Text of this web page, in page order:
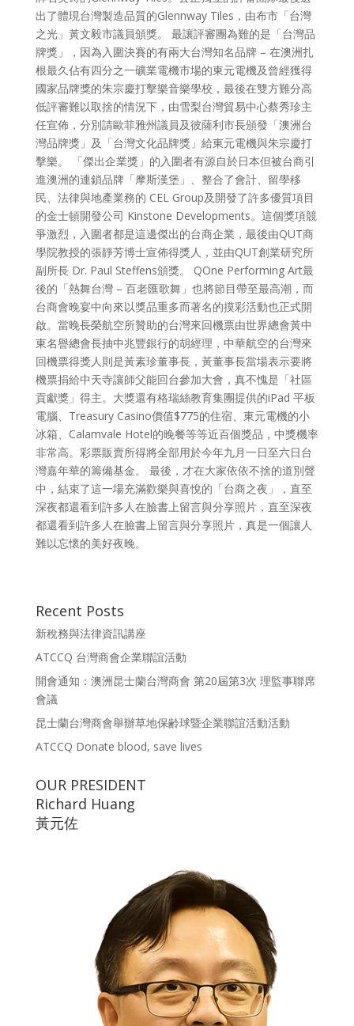
出了體現台灣製造品質的Glennway Tiles，由布市「台灣
之光」黃文毅市議員頒獎。 最讓評審團為難的是「台灣品
牌獎」，因為入圍決賽的有兩大台灣知名品牌 – 在澳洲扎
根最久佔有四分之一礦業電機市場的東元電機及曾經獲得
國家品牌獎的朱宗慶打擊樂音樂學校，最後在雙方難分高
低評審難以取捨的情況下，由雪梨台灣貿易中心蔡秀珍主
任宣佈，分別請歐菲雅州議員及彼薩利市長頒發「澳洲台
灣品牌獎」及「台灣文化品牌獎」給東元電機與朱宗慶打
擊樂。 「傑出企業獎」的入圍者有源自於日本但被台商引
進澳洲的連鎖品牌「摩斯漢堡」、整合了會計、留學移
民、法律與地產業務的 CEL Group及開發了許多優質項目
的金士頓開發公司 Kinstone Developments。這個獎項競
爭激烈，入圍者都是這邊傑出的台商企業，最後由QUT商
學院教授的張靜芳博士宣佈得獎人，並由QUT創業研究所
副所長 Dr. Paul Steffens頒獎。 QOne Performing Art最
後的「熱舞台灣 – 百老匯歌舞」也將節目帶至最高潮，而
台商會晚宴中向來以獎品重多而著名的摸彩活動也正式開
啟。當晚長榮航空所贊助的台灣來回機票由世界總會黃中
東名譽總會長抽中兆豐銀行的胡經理，中華航空的台灣來
回機票得獎人則是黃素珍董事長，黃董事長當場表示要將
機票捐給中天寺讓師父能回台參加大會，真不愧是「社區
貢獻獎」得主。大獎還有格瑞絲教育集團提供的iPad 平板
電腦、Treasury Casino價值$775的住宿、東元電機的小
冰箱、Calamvale Hotel的晚餐等等近百個獎品，中獎機率
非常高。彩票販賣所得將全部用於今年九月一日至六日台
灣嘉年華的籌備基金。 最後，才在大家依依不捨的道別聲
中，結束了這一場充滿歡樂與喜悅的「台商之夜」，直至
深夜都還看到許多人在臉書上留言與分享照片，直至深夜
都還看到許多人在臉書上留言與分享照片，真是一個讓人
難以忘懷的美好夜晚。
Recent Posts
新稅務與法律資訊講座
ATCCQ 台灣商會企業聯誼活動
開會通知：澳洲昆士蘭台灣商會 第20屆第3次 理監事聯席
會議
昆士蘭台灣商會舉辦草地保齢球暨企業聯誼活動活動
ATCCQ Donate blood, save lives
OUR PRESIDENT
Richard Huang
黃元佐